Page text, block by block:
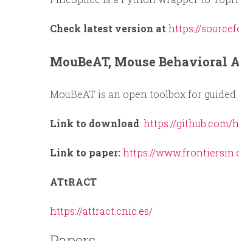
Check latest version at https://
MouBeAT, Mouse Behavioral
MouBeAT is an open toolbox for
Link to download: https://github.com/
Link to paper:https://
ATtRACT
https://attract.cnic.es/